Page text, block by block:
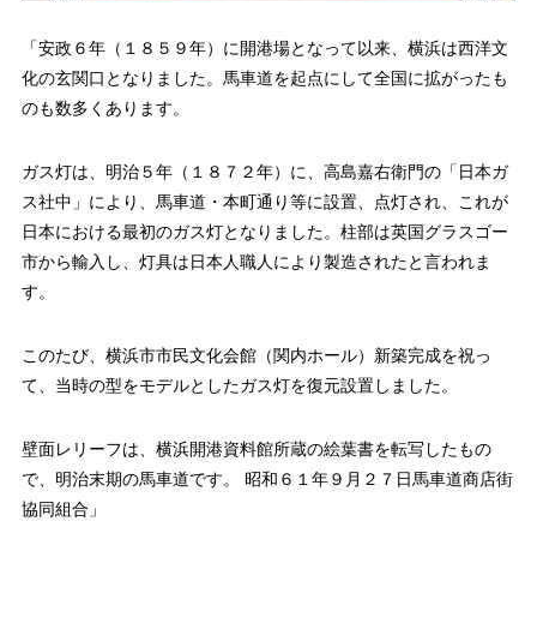
「安政６年（１８５９年）に開港場となって以来、横浜は西洋文
化の玄関口となりました。馬車道を起点にして全国に拡がったも
のも数多くあります。
ガス灯は、明治５年（１８７２年）に、高島嘉右衛門の「日本ガ
ス社中」により、馬車道・本町通り等に設置、点灯され、これが
日本における最初のガス灯となりました。柱部は英国グラスゴー
市から輸入し、灯具は日本人職人により製造されたと言われま
す。
このたび、横浜市市民文化会館（関内ホール）新築完成を祝っ
て、当時の型をモデルとしたガス灯を復元設置しました。
壁面レリーフは、横浜開港資料館所蔵の絵葉書を転写したもの
で、明治末期の馬車道です。 昭和６１年９月２７日馬車道商店街
協同組合」